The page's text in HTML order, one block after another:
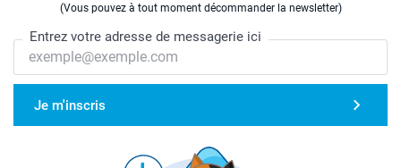
(Vous pouvez à tout moment décommander la newsletter)
Entrez votre adresse de messagerie ici
Je m'inscris